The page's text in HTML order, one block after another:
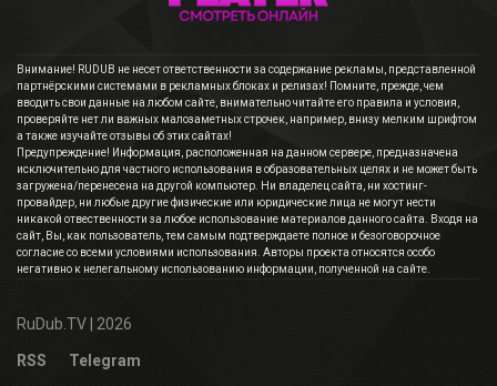
Внимание! RUDUB не несет ответственности за содержание рекламы, представленной
партнёрскими системами в рекламных блоках и релизах! Помните, прежде, чем
вводить свои данные на любом сайте, внимательно читайте его правила и условия,
проверяйте нет ли важных малозаметных строчек, например, внизу мелким шрифтом
а также изучайте отзывы об этих сайтах!
Предупреждение! Информация, расположенная на данном сервере, предназначена
исключительно для частного использования в образовательных целях и не может быть
загружена/перенесена на другой компьютер. Ни владелец сайта, ни хостинг-
провайдер, ни любые другие физические или юридические лица не могут нести
никакой отвественности за любое использование материалов данного сайта. Входя на
сайт, Вы, как пользователь, тем самым подтверждаете полное и безоговорочное
согласие со всеми условиями использования. Авторы проекта относятся особо
негативно к нелегальному использованию информации, полученной на сайте.
RuDub.TV | 2026
RSS Telegram